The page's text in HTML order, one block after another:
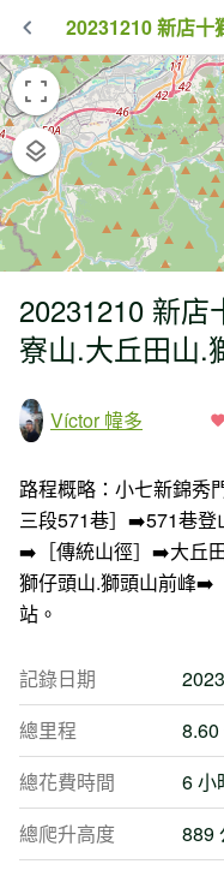
20231210 新店
寮山.大丘田山.
Víctor 幃多
路程概略：小七新錦秀
三段571巷］➡️571巷
➡️［傳統山徑］➡️大丘
獅仔頭山.獅頭山前峰➡️
站。
記錄日期
總里程
8.60
總花費時間
6 小
總爬升高度
889